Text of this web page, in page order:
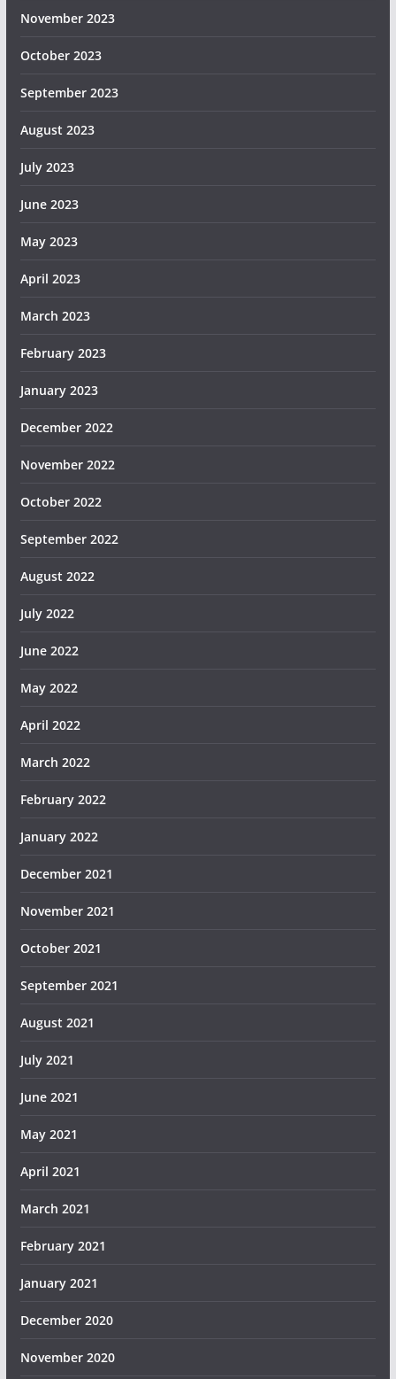
November 2023
October 2023
September 2023
August 2023
July 2023
June 2023
May 2023
April 2023
March 2023
February 2023
January 2023
December 2022
November 2022
October 2022
September 2022
August 2022
July 2022
June 2022
May 2022
April 2022
March 2022
February 2022
January 2022
December 2021
November 2021
October 2021
September 2021
August 2021
July 2021
June 2021
May 2021
April 2021
March 2021
February 2021
January 2021
December 2020
November 2020